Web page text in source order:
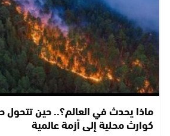
ماذا يحدث في العالم؟.. حين تتحول
كوارث محلية إلى أزمة عالمية